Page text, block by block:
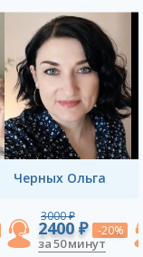
Черных Ольга
3000 ₽
2400 ₽ -20%
за 50 минут